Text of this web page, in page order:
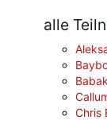
alle
Chris